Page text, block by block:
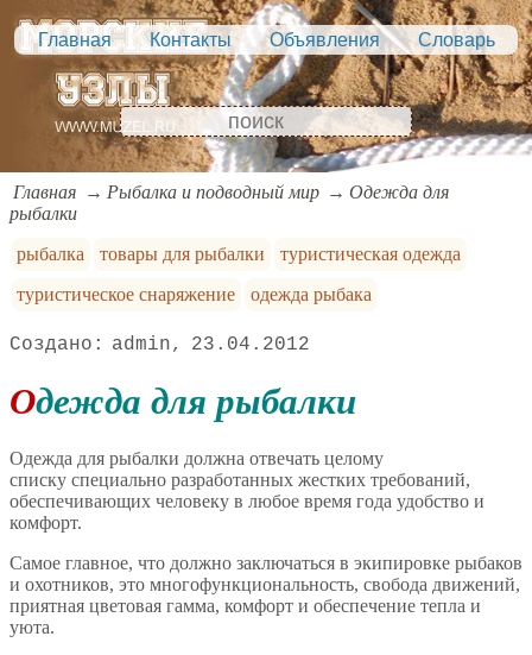
Главная Контакты Объявления Словарь
Главная Рыбалка и подводный мир
Одежда для
рыбалки
рыбалка
товары для рыбалки
туристическая одежда
туристическое снаряжение
одежда рыбака
admin 23.04.2012
Одежда для рыбалки
Одежда для рыбалки должна отвечать целому
списку специально разработанных жестких требований,
обеспечивающих человеку в любое время года удобство и
комфорт.
Самое главное, что должно заключаться в экипировке рыбаков
и охотников, это многофункциональность, свобода движений,
приятная цветовая гамма, комфорт и обеспечение тепла и
уюта.